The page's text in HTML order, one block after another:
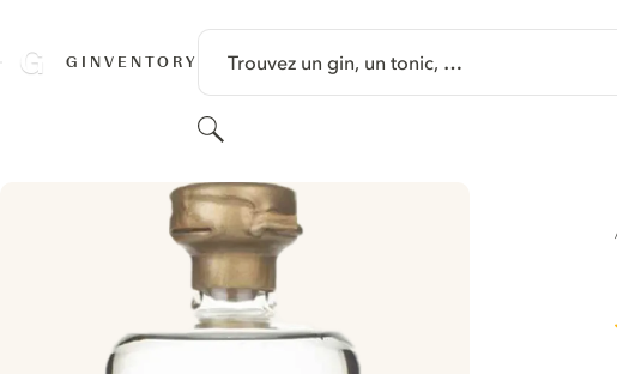
GINVENTORY Trouvez un gin, un tonic, …
Rechercher